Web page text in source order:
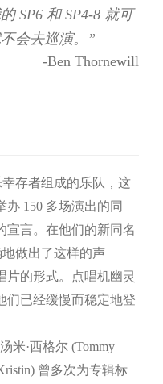
SP6 和 SP4-8 就可
会去巡演。”
-Ben Thornewill
幸存者组成的乐队，这
150 多场演出的同
宣言。在他们的新同名
地做出了这样的声
的形式。点唱机幽灵
们已经缓慢而稳定地登
米·西格尔 (Tommy
曾多次为专辑标